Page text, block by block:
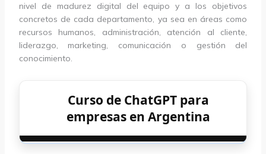
nivel de madurez digital del equipo y a los objetivos
concretos de cada departamento, ya sea en áreas como
recursos humanos, administración, atención al cliente,
liderazgo, marketing, comunicación o gestión del
conocimiento.
Curso de ChatGPT para
empresas en Argentina